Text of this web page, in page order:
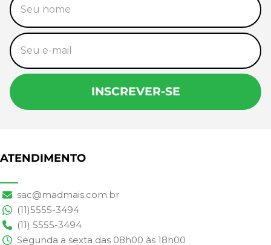
INSCREVER-SE
ATENDIMENTO
sac@madmais.com.br
(11)5555-3494
(11) 5555-3494
Segunda a sexta das 08h00 às 18h00